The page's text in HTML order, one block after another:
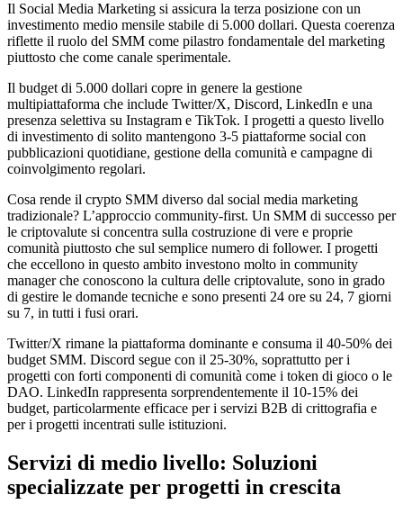
Il Social Media Marketing si assicura la terza posizione con un
investimento medio mensile stabile di 5.000 dollari. Questa coerenza
riflette il ruolo del SMM come pilastro fondamentale del marketing
piuttosto che come canale sperimentale.
Il budget di 5.000 dollari copre in genere la gestione
multipiattaforma che include Twitter/X, Discord, LinkedIn e una
presenza selettiva su Instagram e TikTok. I progetti a questo livello
di investimento di solito mantengono 3-5 piattaforme social con
pubblicazioni quotidiane, gestione della comunità e campagne di
coinvolgimento regolari.
Cosa rende il crypto SMM diverso dal social media marketing
tradizionale? L’approccio community-first. Un SMM di successo per
le criptovalute si concentra sulla costruzione di vere e proprie
comunità piuttosto che sul semplice numero di follower. I progetti
che eccellono in questo ambito investono molto in community
manager che conoscono la cultura delle criptovalute, sono in grado
di gestire le domande tecniche e sono presenti 24 ore su 24, 7 giorni
su 7, in tutti i fusi orari.
Twitter/X rimane la piattaforma dominante e consuma il 40-50% dei
budget SMM. Discord segue con il 25-30%, soprattutto per i
progetti con forti componenti di comunità come i token di gioco o le
DAO. LinkedIn rappresenta sorprendentemente il 10-15% dei
budget, particolarmente efficace per i servizi B2B di crittografia e
per i progetti incentrati sulle istituzioni.
Servizi di medio livello: Soluzioni
specializzate per progetti in crescita